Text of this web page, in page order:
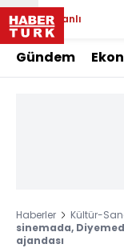
Canlı
Gündem
Haberler Kültür-
sinemada,
ajandası